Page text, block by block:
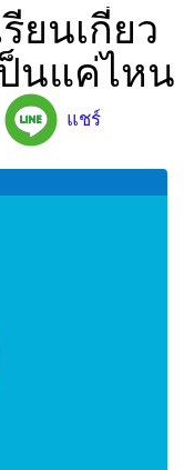
ยนเกี่ยว
นแค่ไหน
แชร์